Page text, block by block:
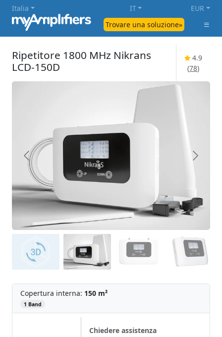
Trovare una soluzione»
Italia IT EUR
Ripetitore 1800 MHz Nikrans
LCD-150D
4.9
(78)
Copertura interna: 150 m²
1 Band
Chiedere assistenza